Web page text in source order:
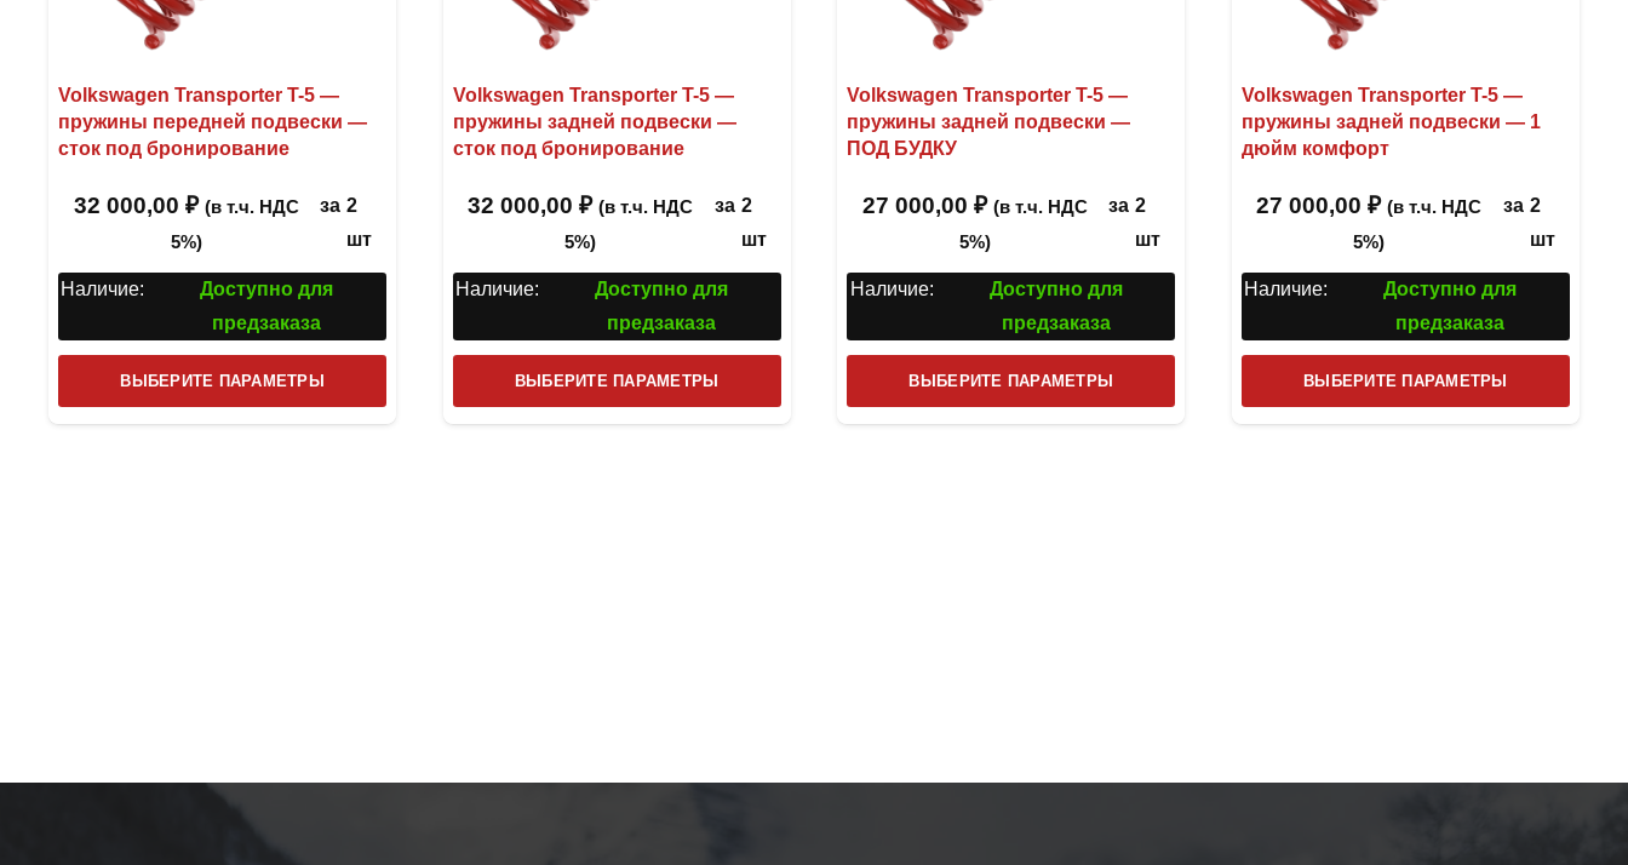
Volkswagen Transporter T-5 —
пружины передней подвески —
сток под бронирование
32 000,00 ₽ (в т.ч. НДС
5%)
за 2
шт
Наличие:
Доступно для
предзаказа
ВЫБЕРИТЕ ПАРАМЕТРЫ
товар
Volkswagen Transporter T-5 —
пружины задней подвески —
сток под бронирование
32 000,00₽ (в т.ч. НДС
5%)
за 2
шт
Наличие:
Доступно для
предзаказа
ВЫБЕРИТЕ ПАРАМЕТРЫ
товар
Volkswagen Transporter T-5 —
пружины задней подвески —
ПОД БУДКУ
27 000,00 ₽ (в т.ч. НДС
5%)
за 2
шт
Наличие:
Доступно для
предзаказа
ВЫБЕРИТЕ ПАРАМЕТРЫ
товар
Volkswagen Transporter T-5 —
пружины задней подвески — 1
дюйм комфорт
27 000,00₽ (в т.ч. НДС
5%)
за 2
шт
Наличие:
Доступно для
предзаказа
ВЫБЕРИТЕ ПАРАМЕТРЫ
товар